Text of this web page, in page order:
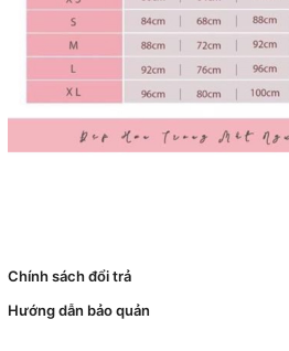
Chính sách đổi trả
Hướng dẫn bảo quản